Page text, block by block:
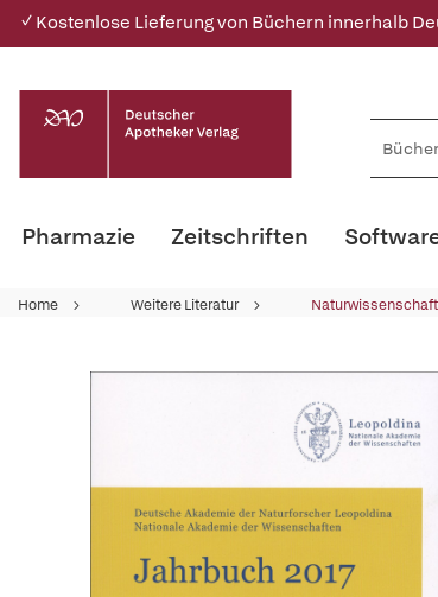
✓ Kostenlose Lieferung von Büchern innerhalb
Pharmazie Zeitschriften
Home Weitere Literatur